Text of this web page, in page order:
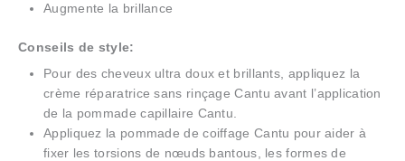
Augmente la brillance
Conseils de style:
Pour des cheveux ultra doux et brillants, appliquez la
crème réparatrice sans rinçage Cantu avant l’application
de la pommade capillaire Cantu.
Appliquez la pommade de coiffage Cantu pour aider à
fixer les torsions de nœuds bantous, les formes de